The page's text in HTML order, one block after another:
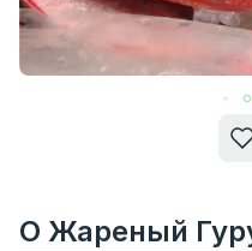
О Жареный